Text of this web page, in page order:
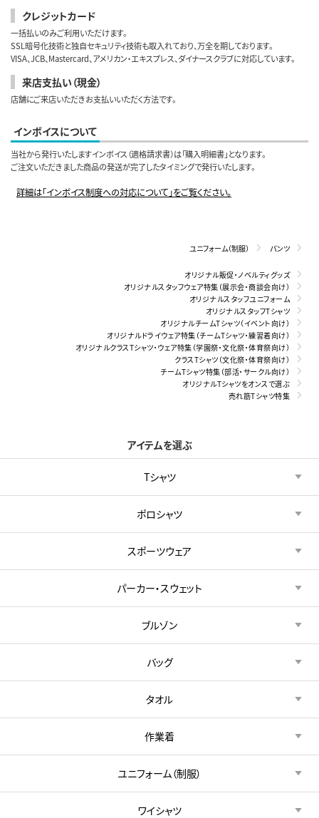
クレジットカード
一括払いのみご利用いただけます。
SSL暗号化技術と独自セキュリティ技術も取入れており、万全を期しております。
VISA、JCB、Mastercard、アメリカン・エキスプレス、ダイナースクラブに対応しています。
来店支払い（現金）
店舗にご来店いただきお支払いいただく方法です。
インボイスについて
当社から発行いたしますインボイス（適格請求書）は「購入明細書」となります。
ご注文いただきました商品の発送が完了したタイミングで発行いたします。
詳細は「インボイス制度への対応について」をご覧ください。
ユニフォーム（制服） パンツ
オリジナル販促・ノベルティグッズ
オリジナルスタッフウェア特集（展示会・商談会向け）
オリジナルスタッフユニフォーム
オリジナルスタッフTシャツ
オリジナルチームTシャツ（イベント向け）
オリジナルドライウェア特集（チームTシャツ・練習着向け）
オリジナルクラスTシャツ・ウェア特集（学園祭・文化祭・体育祭向け）
クラスTシャツ（文化祭・体育祭向け）
チームTシャツ特集（部活・サークル向け）
オリジナルTシャツをオンスで選ぶ
売れ筋Tシャツ特集
アイテムを選ぶ
Tシャツ
ポロシャツ
スポーツウェア
パーカー・スウェット
ブルゾン
バッグ
タオル
作業着
ユニフォーム（制服）
ワイシャツ